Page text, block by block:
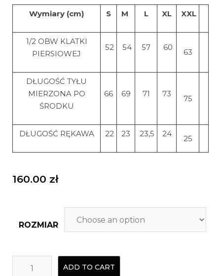
Wymiary (cm) S M L XL XXL
1/2 OBW KLATKI
PIERSIOWEJ
52 54 57 60
63
DŁUGOŚĆ TYŁU
MIERZONA PO
ŚRODKU
66 69 71 73
75
DŁUGOŚĆ RĘKAWA 22 23 23,5 24
25
160.00 zł
ROZMIAR
ADD TO CART